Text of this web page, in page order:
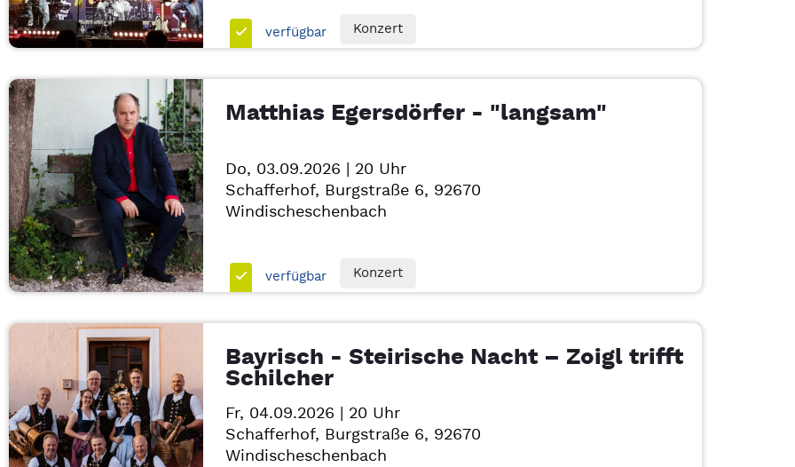
verfügbar Konzert
Matthias Egersdörfer - "langsam"
Do, 03.09.2026 | 20 Uhr
Schafferhof, Burgstraße 6, 92670
Windischeschenbach
verfügbar Konzert
Bayrisch - Steirische Nacht – Zoigl trifft
Schilcher
Fr, 04.09.2026 | 20 Uhr
Schafferhof, Burgstraße 6, 92670
Windischeschenbach